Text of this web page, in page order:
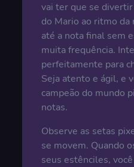
vai ter que se
do Mario ao ritmo da
até a nota final sem
muita frequência.
perfeitamente para
Seja atento e ágil, e
campeão do mundo
notas.
Observe as setas
se movem. Quando
seus estênciles,